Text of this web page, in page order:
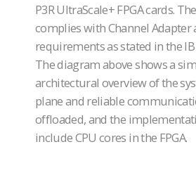
P3R UltraScale+ FPGA cards.
complies with Channel Adapter
requirements as stated in the
The diagram above shows a
architectural overview of the
plane and reliable
offloaded, and the
include CPU cores in the FPGA.